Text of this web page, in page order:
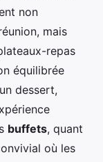
non
mais
repas
équilibrée
dessert,
buffets, quant
où les